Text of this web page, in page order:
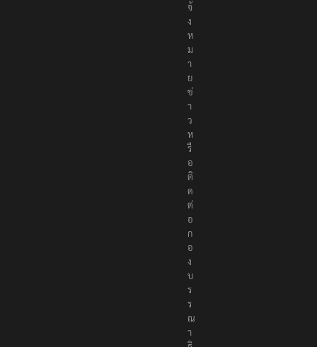
จ้
ง
ห
ม
า
ย
ข่
า
ว
ห
รื
อ
ติ
ด
ต่
อ
ก
อ
ง
บ
ร
ร
ณ
า